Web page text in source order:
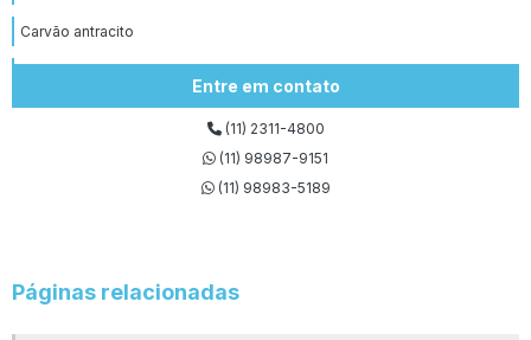
Carvão antracito
Carvão ativado para água potável
Crepina para filtro de carvão
Entre em contato
(11) 2311-4800
(11) 98987-9151
(11) 98983-5189
Páginas relacionadas